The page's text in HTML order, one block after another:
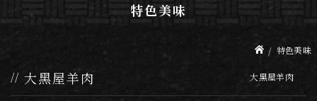
特色美味
特色美味
大黑屋羊肉 大黑屋羊肉